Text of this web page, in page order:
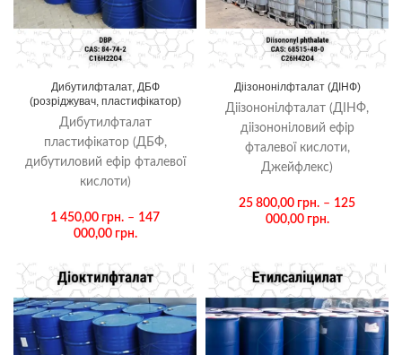
Дибутилфталат, ДБФ
(розріджувач, пластифікатор)
Дибутилфталат
пластифікатор (ДБФ,
дибутиловий ефір фталевої
кислоти)
1 450,00 грн. – 147
000,00 грн.
Діізононілфталат (ДІНФ)
Діізононілфталат (ДІНФ,
діізононіловий ефір
фталевої кислоти,
Джейфлекс)
25 800,00 грн. – 125
000,00 грн.